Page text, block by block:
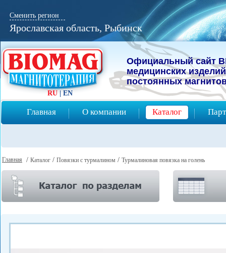
Официальный сайт
мeдицинcких
постоянных
Главная О компании Каталог
RU | EN
Сменить регион
Ярославская область, Рыбинск
Главная / Каталог / Повязки с турмалином / Турмалиновая повязка на голень